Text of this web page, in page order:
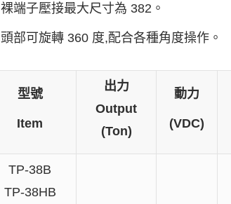
裸端子壓接最大尺寸為 382。
頭部可旋轉 360 度,配合各種角度操作。
型號
Item
出力
Output
(Ton)
動力
(VDC)
TP-38B
TP-38HB